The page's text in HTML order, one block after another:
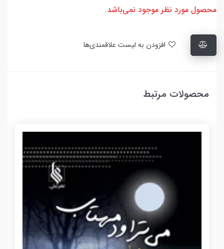
محصول مورد نظر موجود نمی‌باشد.
محصولات مرتبط